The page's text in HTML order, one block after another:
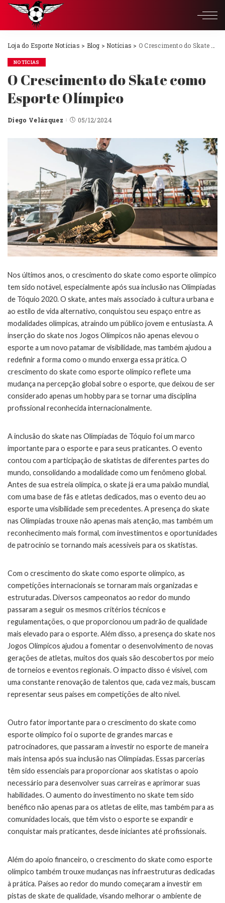
Loja do Esporte Notícias > Blog > Notícias > O Crescimento do Skate como Esporte Olímpico
NOTÍCIAS
O Crescimento do Skate como
Esporte Olímpico
Posted
Diego Velázquez 05/12/2024
Nos últimos anos, o crescimento do skate como esporte olímpico
tem sido notável, especialmente após sua inclusão nas Olimpíadas
de Tóquio 2020. O skate, antes mais associado à cultura urbana e
ao estilo de vida alternativo, conquistou seu espaço entre as
modalidades olímpicas, atraindo um público jovem e entusiasta. A
inserção do skate nos Jogos Olímpicos não apenas elevou o
esporte a um novo patamar de visibilidade, mas também ajudou a
redefinir a forma como o mundo enxerga essa prática. O
crescimento do skate como esporte olímpico reflete uma
mudança na percepção global sobre o esporte, que deixou de ser
considerado apenas um hobby para se tornar uma disciplina
profissional reconhecida internacionalmente.
A inclusão do skate nas Olimpíadas de Tóquio foi um marco
importante para o esporte e para seus praticantes. O evento
contou com a participação de skatistas de diferentes partes do
mundo, consolidando a modalidade como um fenômeno global.
Antes de sua estreia olímpica, o skate já era uma paixão mundial,
com uma base de fãs e atletas dedicados, mas o evento deu ao
esporte uma visibilidade sem precedentes. A presença do skate
nas Olimpíadas trouxe não apenas mais atenção, mas também um
reconhecimento mais formal, com investimentos e oportunidades
de patrocínio se tornando mais acessíveis para os skatistas.
Com o crescimento do skate como esporte olímpico, as
competições internacionais se tornaram mais organizadas e
estruturadas. Diversos campeonatos ao redor do mundo
passaram a seguir os mesmos critérios técnicos e
regulamentações, o que proporcionou um padrão de qualidade
mais elevado para o esporte. Além disso, a presença do skate nos
Jogos Olímpicos ajudou a fomentar o desenvolvimento de novas
gerações de atletas, muitos dos quais são descobertos por meio
de torneios e eventos regionais. O impacto disso é visível, com
uma constante renovação de talentos que, cada vez mais, buscam
representar seus países em competições de alto nível.
Outro fator importante para o crescimento do skate como
esporte olímpico foi o suporte de grandes marcas e
patrocinadores, que passaram a investir no esporte de maneira
mais intensa após sua inclusão nas Olimpíadas. Essas parcerias
têm sido essenciais para proporcionar aos skatistas o apoio
necessário para desenvolver suas carreiras e aprimorar suas
habilidades. O aumento do investimento no skate tem sido
benéfico não apenas para os atletas de elite, mas também para as
comunidades locais, que têm visto o esporte se expandir e
conquistar mais praticantes, desde iniciantes até profissionais.
Além do apoio financeiro, o crescimento do skate como esporte
olímpico também trouxe mudanças nas infraestruturas dedicadas
à prática. Países ao redor do mundo começaram a investir em
pistas de skate de qualidade, visando melhorar o ambiente de